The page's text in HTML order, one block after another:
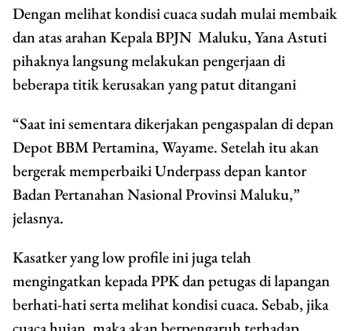
Dengan melihat kondisi cuaca sudah mulai membaik
dan atas arahan Kepala BPJN Maluku, Yana Astuti
pihaknya langsung melakukan pengerjaan di
beberapa titik kerusakan yang patut ditangani
“Saat ini sementara dikerjakan pengaspalan di depan
Depot BBM Pertamina, Wayame. Setelah itu akan
bergerak memperbaiki Underpass depan kantor
Badan Pertanahan Nasional Provinsi Maluku,”
jelasnya.
Kasatker yang low profile ini juga telah
mengingatkan kepada PPK dan petugas di lapangan
berhati-hati serta melihat kondisi cuaca. Sebab, jika